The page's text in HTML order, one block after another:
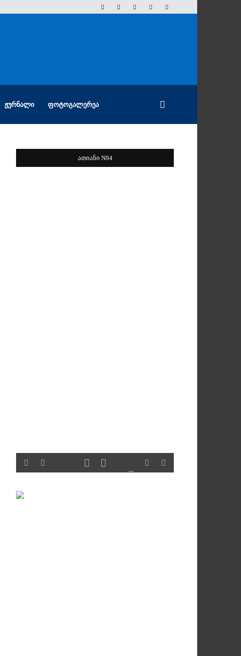
ᲟᲣᲠᲜᲐᲚᲘ ᲤᲝᲢᲝᲒᲐᲚᲔᲠᲔᲐ
ათიანი N94